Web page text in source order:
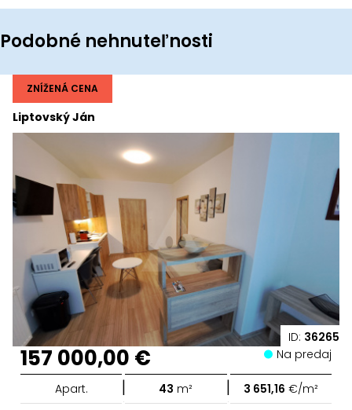
Podobné nehnuteľnosti
ID: 36265
Liptovský Ján
ZNÍŽENÁ CENA
157 000,00 € Na predaj
Apart. | 43 m² | 3 651,16 €/m²